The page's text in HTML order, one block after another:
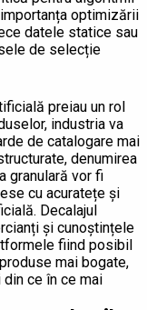
optimizării
datele statice sau
de selecție
preiau un rol
industria va
de catalogare mai
denumirea
granulară vor fi
cu acuratețe și
Decalajul
și cunoștințele
fiind posibil
mai bogate,
ce în ce mai